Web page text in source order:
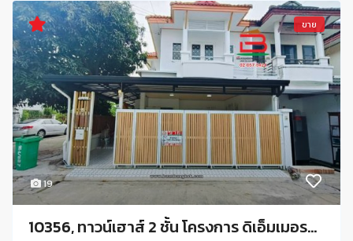
19
ขาย
10356, ทาวน์เฮาส์ 2 ชั้น โครงการ ดิเอ็มเมอร...